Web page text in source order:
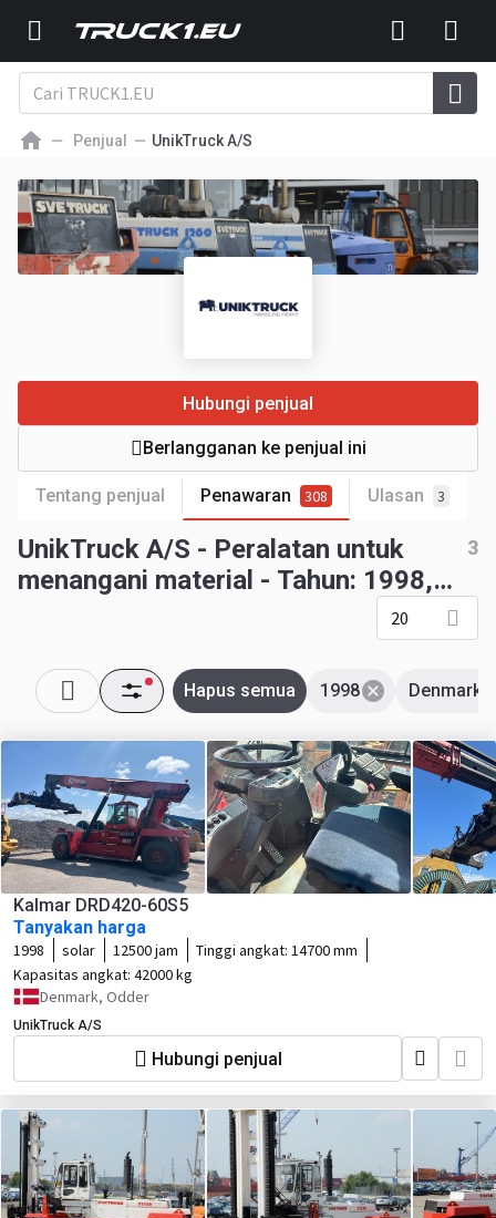
Penjual UnikTruck A/S
Tentang penjual Penawaran 308 Ulasan 3
Hubungi penjual
Berlangganan ke penjual ini
UnikTruck A/S - Peralatan untuk
menangani material - Tahun: 1998,
3
20
Denmark
1998
Hapus semua
Kalmar DRD420-60S5
Tanyakan harga
1998 solar 12500 jam Tinggi angkat: 14700 mm
Kapasitas angkat: 42000 kg
Denmark, Odder
UnikTruck A/S
Hubungi penjual